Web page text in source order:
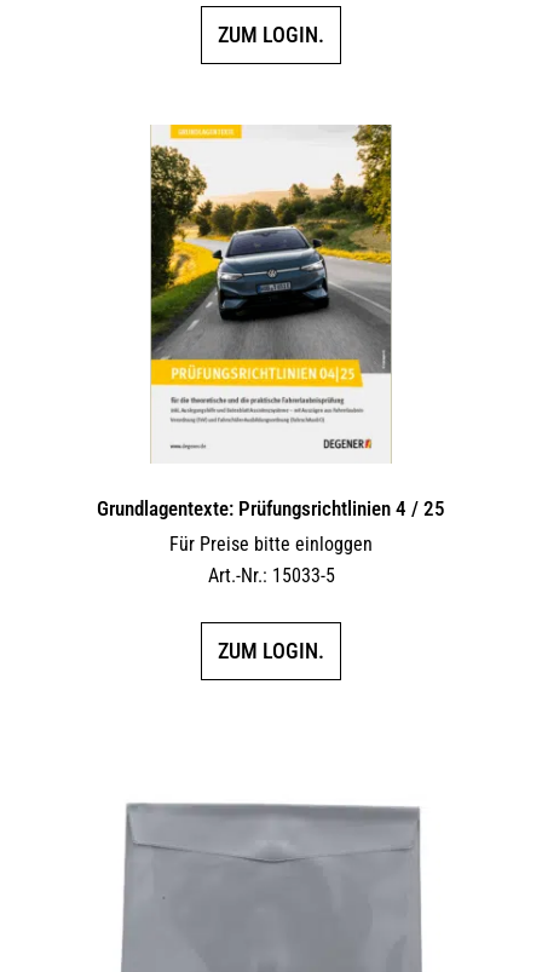
ZUM LOGIN.
Grundlagentexte: Prüfungsrichtlinien 4 / 25
Für Preise bitte einloggen
Art.-Nr.: 15033-5
ZUM LOGIN.